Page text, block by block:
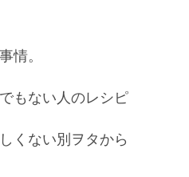
情。
もない人のレシピ
くない別ヲタから